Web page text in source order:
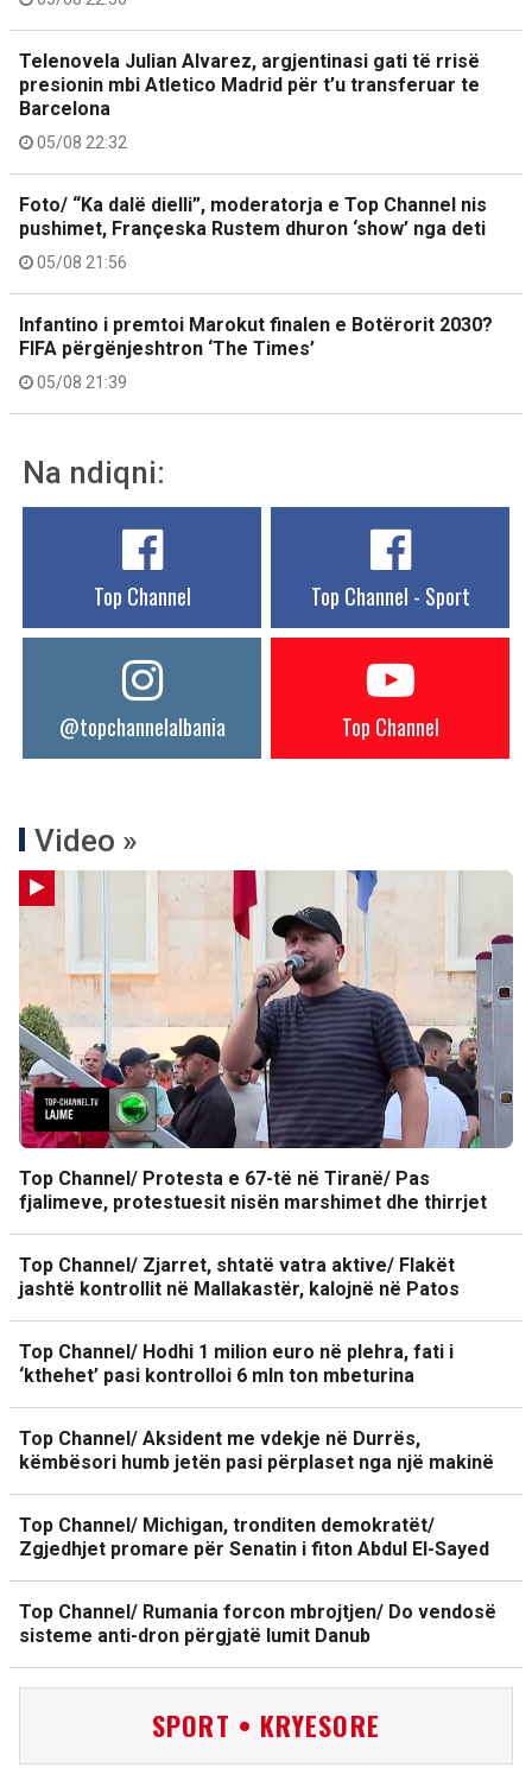
Telenovela Julian Alvarez, argjentinasi gati të rrisë
presionin mbi Atletico Madrid për t’u transferuar te
Barcelona
05/08 22:32
Foto/ “Ka dalë dielli”, moderatorja e Top Channel nis
pushimet, Françeska Rustem dhuron ‘show’ nga deti
05/08 21:56
Infantino i premtoi Marokut finalen e Botërorit 2030?
FIFA përgënjeshtron ‘The Times’
05/08 21:39
Na ndiqni:
Top Channel Top Channel - Sport
@topchannelalbania Top Channel
Video »
Top Channel/ Protesta e 67-të në Tiranë/ Pas
fjalimeve, protestuesit nisën marshimet dhe thirrjet
Top Channel/ Zjarret, shtatë vatra aktive/ Flakët
jashtë kontrollit në Mallakastër, kalojnë në Patos
Top Channel/ Hodhi 1 milion euro në plehra, fati i
‘kthehet’ pasi kontrolloi 6 mln ton mbeturina
Top Channel/ Aksident me vdekje në Durrës,
këmbësori humb jetën pasi përplaset nga një makinë
Top Channel/ Michigan, tronditen demokratët/
Zgjedhjet promare për Senatin i fiton Abdul El-Sayed
Top Channel/ Rumania forcon mbrojtjen/ Do vendosë
sisteme anti-dron përgjatë lumit Danub
SPORT • KRYESORE